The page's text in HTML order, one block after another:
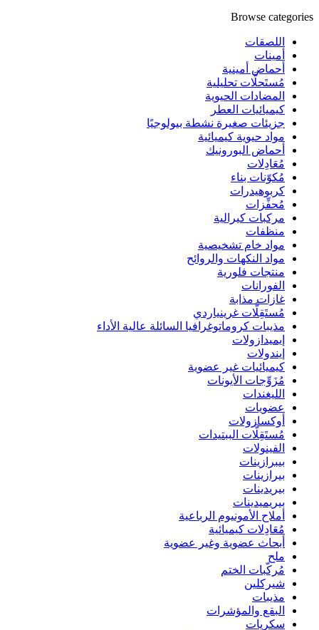
Browse categories
اللصقات
أمينات
أحماض أمينية
مُستَحلَّات تحليلية
المضادات الحيوية
كيميائيات العطر
جزيئات صغيرة نشطة بيولوجيًا
مواد حيوية كيميائية
أحماض البورونيك
مُعَادِلات
مُكوّنات بناء
كربوهيدرات
مُحفِّزات
مركبات كيرالية
منظفات
مواد خام تشخيصية
مواد النكهات والروائح
منتجات فلورية
الفورانات
غازات مذابة
مُستَقِلَّات غرينياردي
مذيبات كروماتوغرافيا السائلة عالية الأداء
إيميدازولات
إيندولات
كيميائيات غير عضوية
مُزَوِّجات الأيونات
الليغندات
عضويات
أوكسازولات
مُستَقِلَّات الببتيدات
الفينولات
بيبرازينات
بيرازينات
بيريدينات
بيريميدينات
أملاح الأمونيوم الرباعية
مُعَادِلات كيميائية
أبحاث عضوية وغير عضوية
ملح
مُركّبات الختم
شيركلين
مذيبات
البقع والمؤشرات
سكريات